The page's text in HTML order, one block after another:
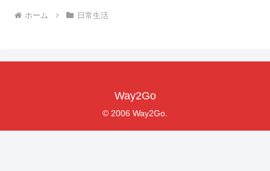
ホーム 日常生活
Way2Go
© 2006 Way2Go.